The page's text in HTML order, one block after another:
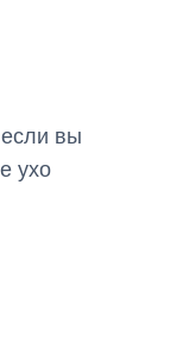
вы
ухо